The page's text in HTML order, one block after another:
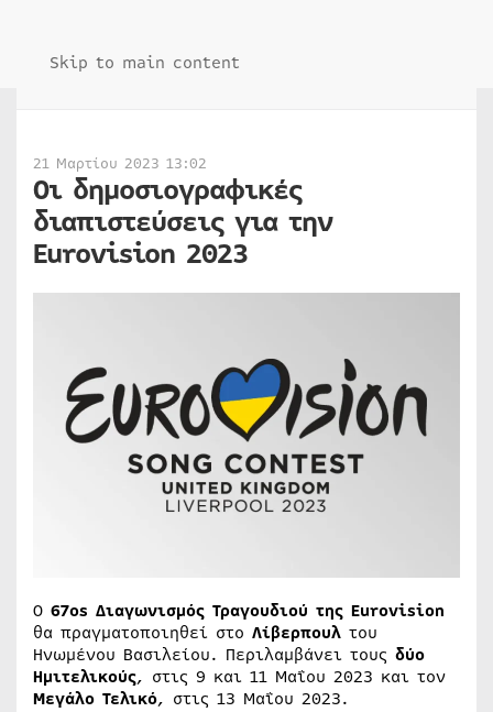
Skip to main content
21 Μαρτίου 2023 13:02
Οι δημοσιογραφικές
διαπιστεύσεις για την
Eurovision 2023
Ο 67os Διαγωνισμός Τραγουδιού της Eurovision
θα πραγματοποιηθεί στο Λίβερπουλ του
Ηνωμένου Βασιλείου. Περιλαμβάνει τους δύο
Ημιτελικούς, στις 9 και 11 Μαΐου 2023 και τον
Μεγάλο Τελικό, στις 13 Μαΐου 2023.